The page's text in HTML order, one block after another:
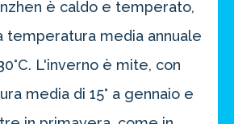
è caldo e temperato,
temperatura media annuale
L'inverno è mite, con
media di 15° a gennaio e